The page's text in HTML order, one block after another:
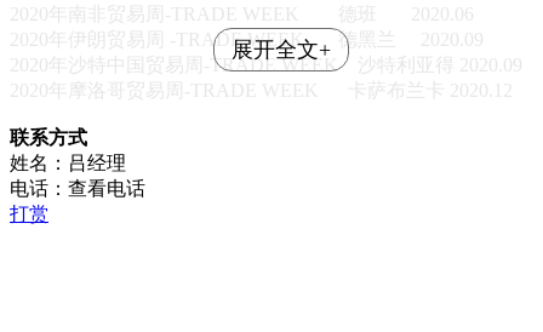
2020年南非贸易周-TRADE WEEK 德班 2020.06
2020年伊朗贸易周 -TRADE WEEK 德黑兰 2020.09
2020年沙特中国贸易周-TRADE WEEK 沙特利亚得 2020.09
2020年摩洛哥贸易周-TRADE WEEK 卡萨布兰卡 2020.12
展开全文+
联系方式
姓名：吕经理
电话： 查看电话
打赏